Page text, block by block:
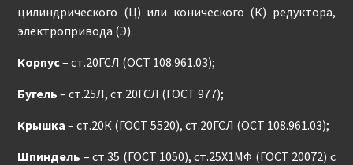
цилиндрического (Ц) или конического (К) редуктора,
электропривода (Э).
Корпус– ст.20ГСЛ (ОСТ 108.961.03);
Бугель – ст.25Л, ст.20ГСЛ (ГОСТ 977);
Крышка – ст.20К (ГОСТ 5520), ст.20ГСЛ (ОСТ 108.961.03);
Шпиндель – ст.35 (ГОСТ 1050), ст.25Х1МФ (ГОСТ 20072) с